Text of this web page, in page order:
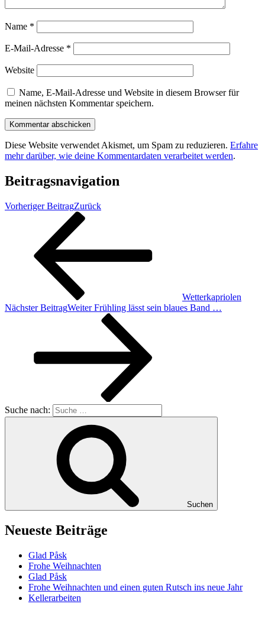
Name *
E-Mail-Adresse *
Website
Name, E-Mail-Adresse und Website in diesem Browser für
meinen nächsten Kommentar speichern.
Diese Website verwendet Akismet, um Spam zu reduzieren. Erfahre
mehr darüber, wie deine Kommentardaten verarbeitet werden.
Beitragsnavigation
Vorheriger BeitragZurück
Wetterkapriolen
Nächster BeitragWeiter Frühling lässt sein blaues Band …
Suche nach:
Suchen
Neueste Beiträge
Glad Påsk
Frohe Weihnachten
Glad Påsk
Frohe Weihnachten und einen guten Rutsch ins neue Jahr
Kellerarbeiten